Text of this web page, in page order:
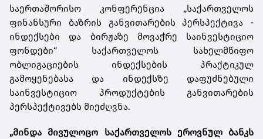
საერთაშორისო კონფერენცია „საქართველოს
ფინანსური ბაზრის განვითარების პერსპექტივა -
ინდექსები და ბირჟაზე მოვაჭრე საინვესტიციო
ფონდები“ საქართველოს სახელმწიფო
ობლიგაციების ინდექსების პრაქტიკულ
გამოყენებასა და ინდექსზე დაფუძნებული
საინვესტიციო პროდუქტების განვითარების
პერსპექტივებს მიეძღვნა.
„მინდა მივულოცო საქართველოს ეროვნულ ბანკს